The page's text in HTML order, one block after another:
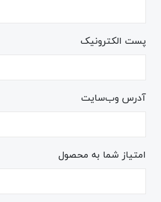
پست الکترونیک
آدرس وب‌سایت
امتیاز شما به محصول